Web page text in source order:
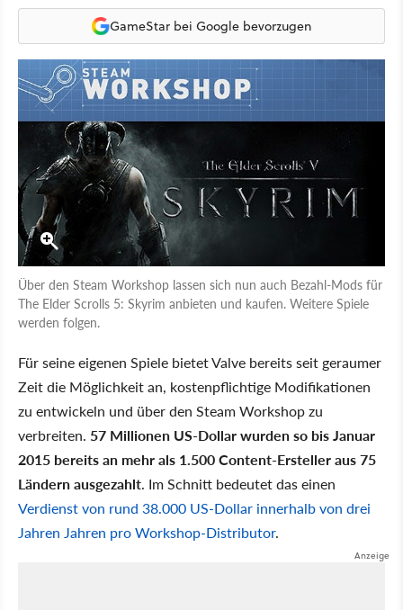
GameStar bei Google bevorzugen
Über den Steam Workshop lassen sich nun auch Bezahl-Mods für
The Elder Scrolls 5: Skyrim anbieten und kaufen. Weitere Spiele
werden folgen.
Für seine eigenen Spiele bietet Valve bereits seit geraumer
Zeit die Möglichkeit an, kostenpflichtige Modifikationen
zu entwickeln und über den Steam Workshop zu
verbreiten. 57 Millionen US-Dollar wurden so bis Januar
2015 bereits an mehr als 1.500 Content-Ersteller aus 75
Ländern ausgezahlt. Im Schnitt bedeutet das einen
Verdienst von rund 38.000 US-Dollar innerhalb von drei
Jahren Jahren pro Workshop-Distributor.